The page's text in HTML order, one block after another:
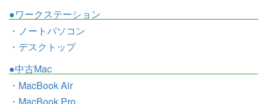
●ワークステーション
・ノートパソコン
・デスクトップ
●中古Mac
・MacBook Air